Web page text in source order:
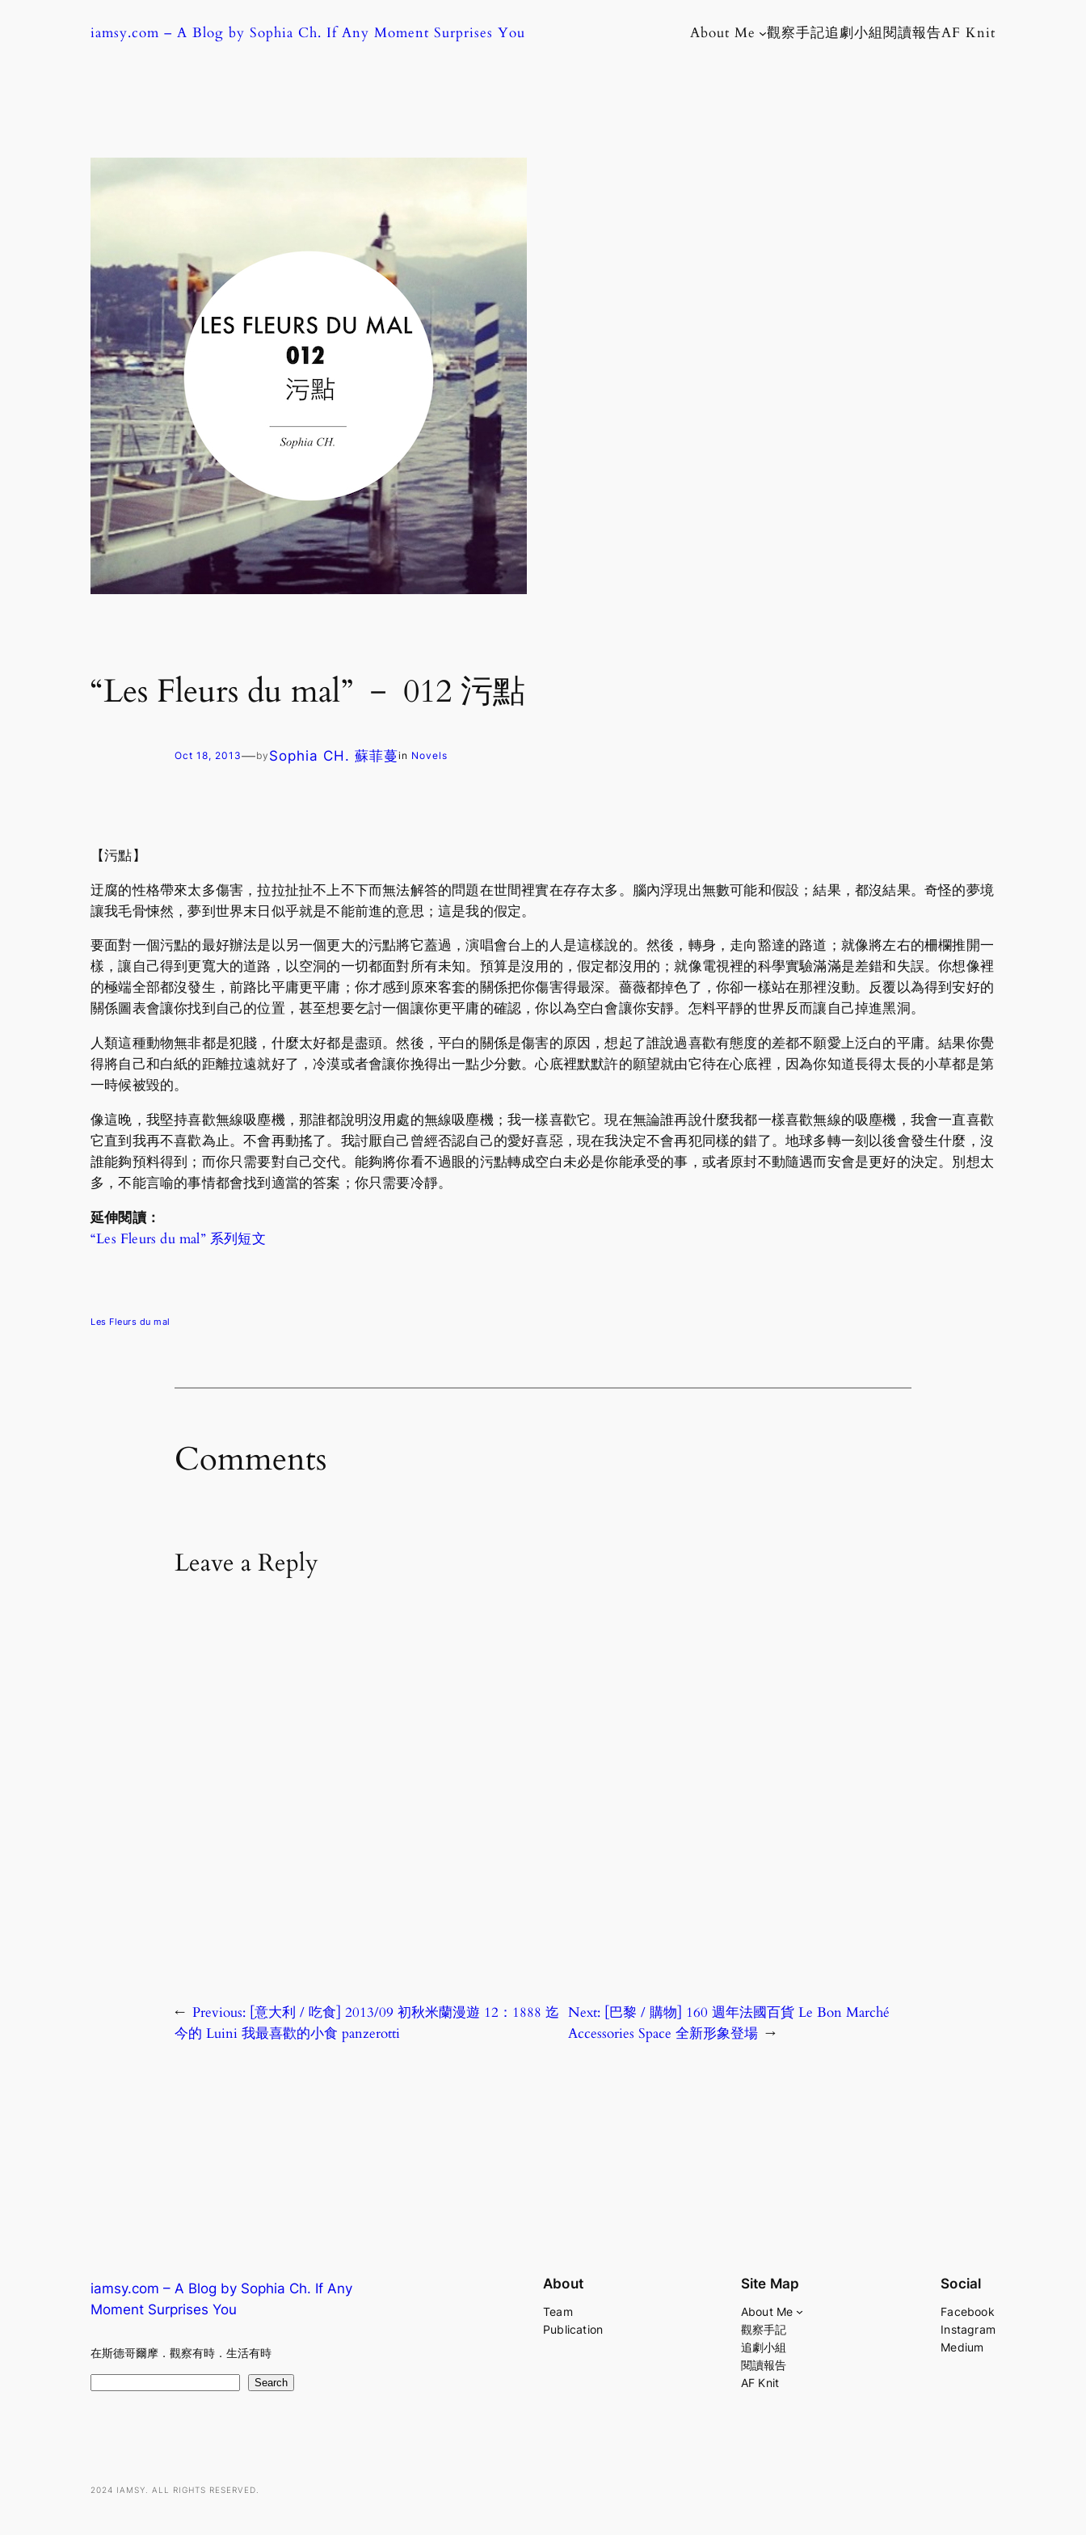
iamsy.com – A Blog by Sophia Ch. If Any Moment Surprises You About Me 觀察手記追劇小組閱讀報告AF Knit
“Les Fleurs du mal” － 012 污點
Oct 18, 2013—by Sophia CH. 蘇菲蔓in Novels
【污點】
迂腐的性格帶來太多傷害，拉拉扯扯不上不下而無法解答的問題在世間裡實在存存太多。腦內浮現出無數可能和假設；結果，都沒結果。奇怪的夢境
讓我毛骨悚然，夢到世界末日似乎就是不能前進的意思；這是我的假定。
要面對一個污點的最好辦法是以另一個更大的污點將它蓋過，演唱會台上的人是這樣說的。然後，轉身，走向豁達的路道；就像將左右的柵欄推開一
樣，讓自己得到更寬大的道路，以空洞的一切都面對所有未知。預算是沒用的，假定都沒用的；就像電視裡的科學實驗滿滿是差錯和失誤。你想像裡
的極端全部都沒發生，前路比平庸更平庸；你才感到原來客套的關係把你傷害得最深。薔薇都掉色了，你卻一樣站在那裡沒動。反覆以為得到安好的
關係圖表會讓你找到自己的位置，甚至想要乞討一個讓你更平庸的確認，你以為空白會讓你安靜。怎料平靜的世界反而讓自己掉進黑洞。
人類這種動物無非都是犯賤，什麼太好都是盡頭。然後，平白的關係是傷害的原因，想起了誰說過喜歡有態度的差都不願愛上泛白的平庸。結果你覺
得將自己和白紙的距離拉遠就好了，冷漠或者會讓你挽得出一點少分數。心底裡默默許的願望就由它待在心底裡，因為你知道長得太長的小草都是第
一時候被毀的。
像這晚，我堅持喜歡無線吸塵機，那誰都說明沒用處的無線吸塵機；我一樣喜歡它。現在無論誰再說什麼我都一樣喜歡無線的吸塵機，我會一直喜歡
它直到我再不喜歡為止。不會再動搖了。我討厭自己曾經否認自己的愛好喜惡，現在我決定不會再犯同樣的錯了。地球多轉一刻以後會發生什麼，沒
誰能夠預料得到；而你只需要對自己交代。能夠將你看不過眼的污點轉成空白未必是你能承受的事，或者原封不動隨遇而安會是更好的決定。別想太
多，不能言喻的事情都會找到適當的答案；你只需要冷靜。
延伸閱讀：
“Les Fleurs du mal” 系列短文
Les Fleurs du mal
Comments
Leave a Reply
← Previous: [意大利 / 吃食] 2013/09 初秋米蘭漫遊 12：1888 迄
今的 Luini 我最喜歡的小食 panzerotti
Next: [巴黎 / 購物] 160 週年法國百貨 Le Bon Marché
Accessories Space 全新形象登場 →
iamsy.com – A Blog by Sophia Ch. If Any
Moment Surprises You
在斯德哥爾摩．觀察有時．生活有時
h
Search
About
Team
Publication
Site Map
About Me
觀察手記
追劇小組
閱讀報告
AF Knit
Social
Facebook
Instagram
Medium
2024 IAMSY. ALL RIGHTS RESERVED.